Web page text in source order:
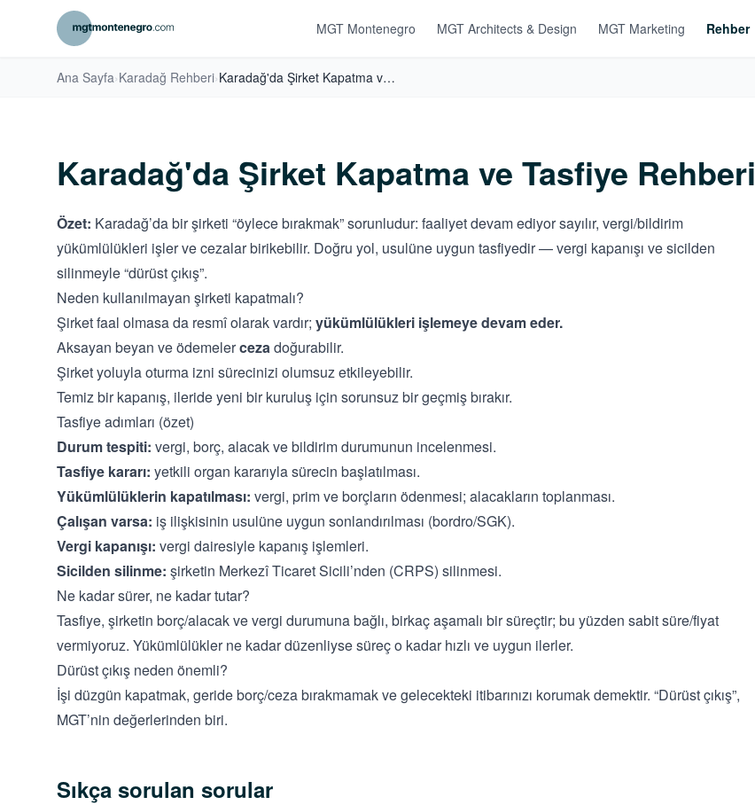
MGT Montenegro MGT Architects & Design MGT Marketing Rehber
Ana Sayfa›Karadağ Rehberi› Karadağ'da Şirket Kapatma ve Tasfiye Rehberi
Karadağ'da Şirket Kapatma ve Tasfiye Rehberi
Özet: Karadağ’da bir şirketi “öylece bırakmak” sorunludur: faaliyet devam ediyor sayılır, vergi/bildirim
yükümlülükleri işler ve cezalar birikebilir. Doğru yol, usulüne uygun tasfiyedir — vergi kapanışı ve sicilden
silinmeyle “dürüst çıkış”.
Neden kullanılmayan şirketi kapatmalı?
Şirket faal olmasa da resmî olarak vardır; yükümlülükleri işlemeye devam eder.
Aksayan beyan ve ödemelercezadoğurabilir.
Şirket yoluyla oturma izni sürecinizi olumsuz etkileyebilir.
Temiz bir kapanış, ileride yeni bir kuruluş için sorunsuz bir geçmiş bırakır.
Tasfiye adımları (özet)
Durum tespiti: vergi, borç, alacak ve bildirim durumunun incelenmesi.
Tasfiye kararı: yetkili organ kararıyla sürecin başlatılması.
Yükümlülüklerin kapatılması: vergi, prim ve borçların ödenmesi; alacakların toplanması.
Çalışan varsa: iş ilişkisinin usulüne uygun sonlandırılması (bordro/SGK).
Vergi kapanışı: vergi dairesiyle kapanış işlemleri.
Sicilden silinme: şirketin Merkezî Ticaret Sicili’nden (CRPS) silinmesi.
Ne kadar sürer, ne kadar tutar?
Tasfiye, şirketin borç/alacak ve vergi durumuna bağlı, birkaç aşamalı bir süreçtir; bu yüzden sabit süre/fiyat
vermiyoruz. Yükümlülükler ne kadar düzenliyse süreç o kadar hızlı ve uygun ilerler.
Dürüst çıkış neden önemli?
İşi düzgün kapatmak, geride borç/ceza bırakmamak ve gelecekteki itibarınızı korumak demektir. “Dürüst çıkış”,
MGT’nin değerlerinden biri.
Sıkça sorulan sorular